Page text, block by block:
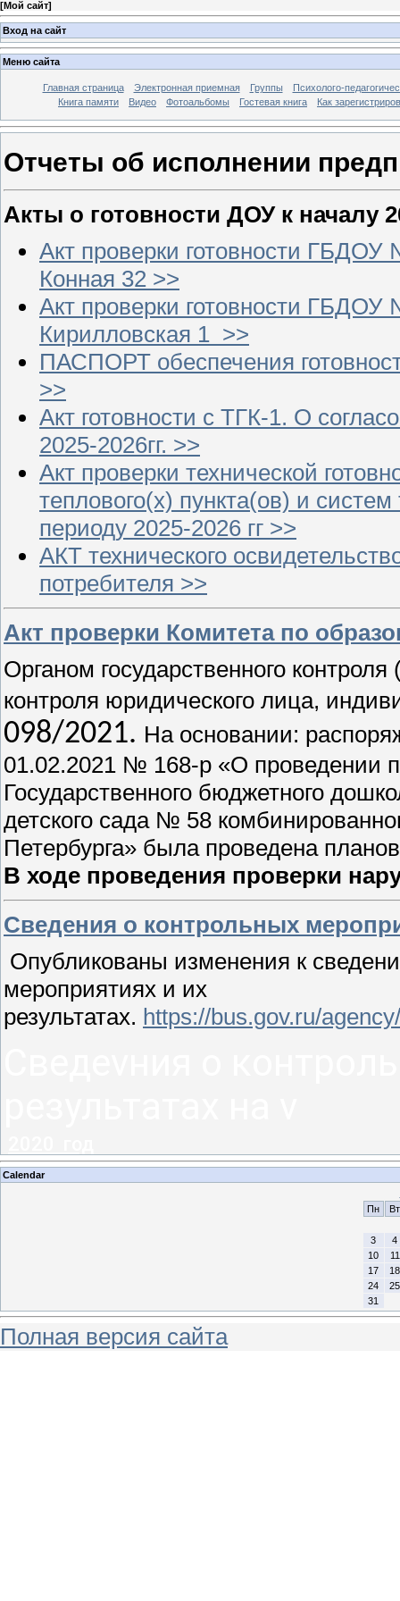
[Мой сайт]
Вход на сайт
Меню сайта
Главная страница Электронная приемная Группы
Психолого-
Книга памяти
Видео Фотоальбомы Гостевая книга Как
Отчеты об исполнении
Акты о готовности ДОУ к началу
Акт проверки готовности
Конная 32 >>
Акт проверки готовности
Кирилловская 1 >>
ПАСПОРТ обеспечения
>>
Акт готовности с ТГК-1. О
2025-2026гг. >>
Акт проверки технической
теплового(х) пункта(ов) и
периоду 2025-2026 гг >>
АКТ технического
потребителя >>
Акт проверки Комитета по
Органом государственного
контроля юридического лица,
098/2021. На основании:
01.02.2021 № 168-р «О проведении
Государственного бюджетного
детского сада № 58
Петербурга» была проведена
В ходе проведения проверки
Сведения о контрольных
Опубликованы изменения к
мероприятиях и их
результатах. https://bus.gov.ru/
Calendar
Пн
Вт
3
4
10
11
17
18
24
25
31
Полная версия сайта